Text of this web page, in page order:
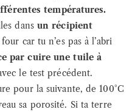
températures.
dans un récipient
car tu n’es pas à l’abri
par cuire une tuile à
le test précédent.
pour la suivante, de 100°C
sa porosité. Si ta terre